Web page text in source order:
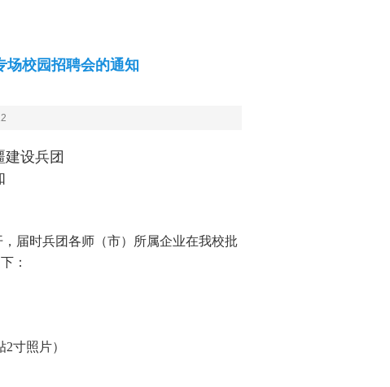
场校园招聘会的通知
建设兵团
，届时兵团各师（市）所属企业在我校批
：
寸照片）